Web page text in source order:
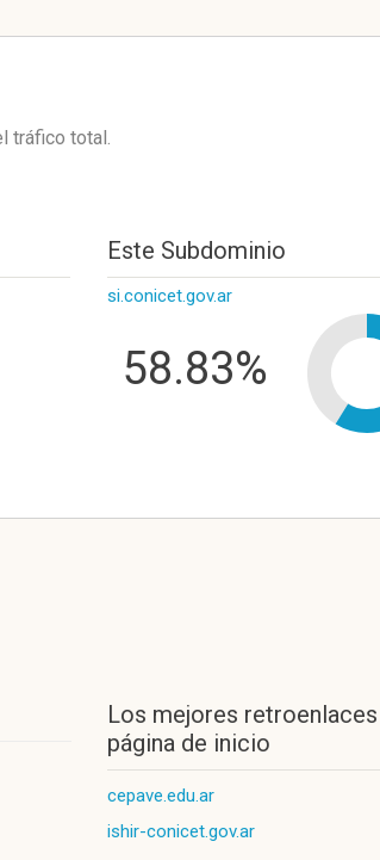
tráfico total.
Este Subdominio
si.conicet.gov.ar
58.83%
Los mejores
página de inicio
cepave.edu.ar
ishir-conicet.gov.ar